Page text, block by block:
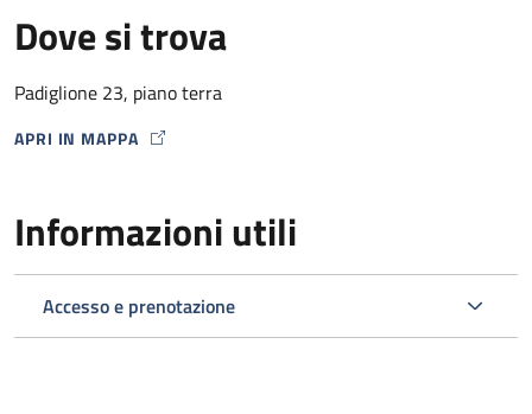
Dove si trova
Padiglione 23, piano terra
APRI IN MAPPA
MAP ICON
Informazioni utili
Accesso e prenotazione